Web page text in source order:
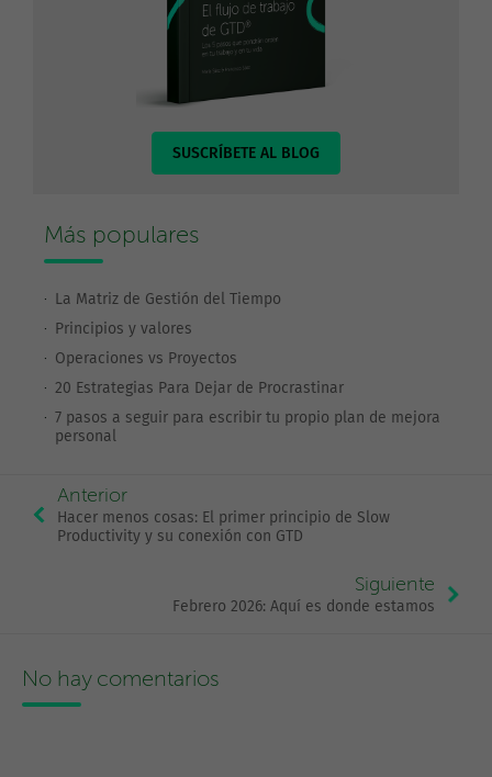
SUSCRÍBETE AL BLOG
Más populares
La Matriz de Gestión del Tiempo
Principios y valores
Operaciones vs Proyectos
20 Estrategias Para Dejar de Procrastinar
7 pasos a seguir para escribir tu propio plan de mejora
personal
Anterior
Hacer menos cosas: El primer principio de Slow
Productivity y su conexión con GTD
Siguiente
Febrero 2026: Aquí es donde estamos
No hay comentarios